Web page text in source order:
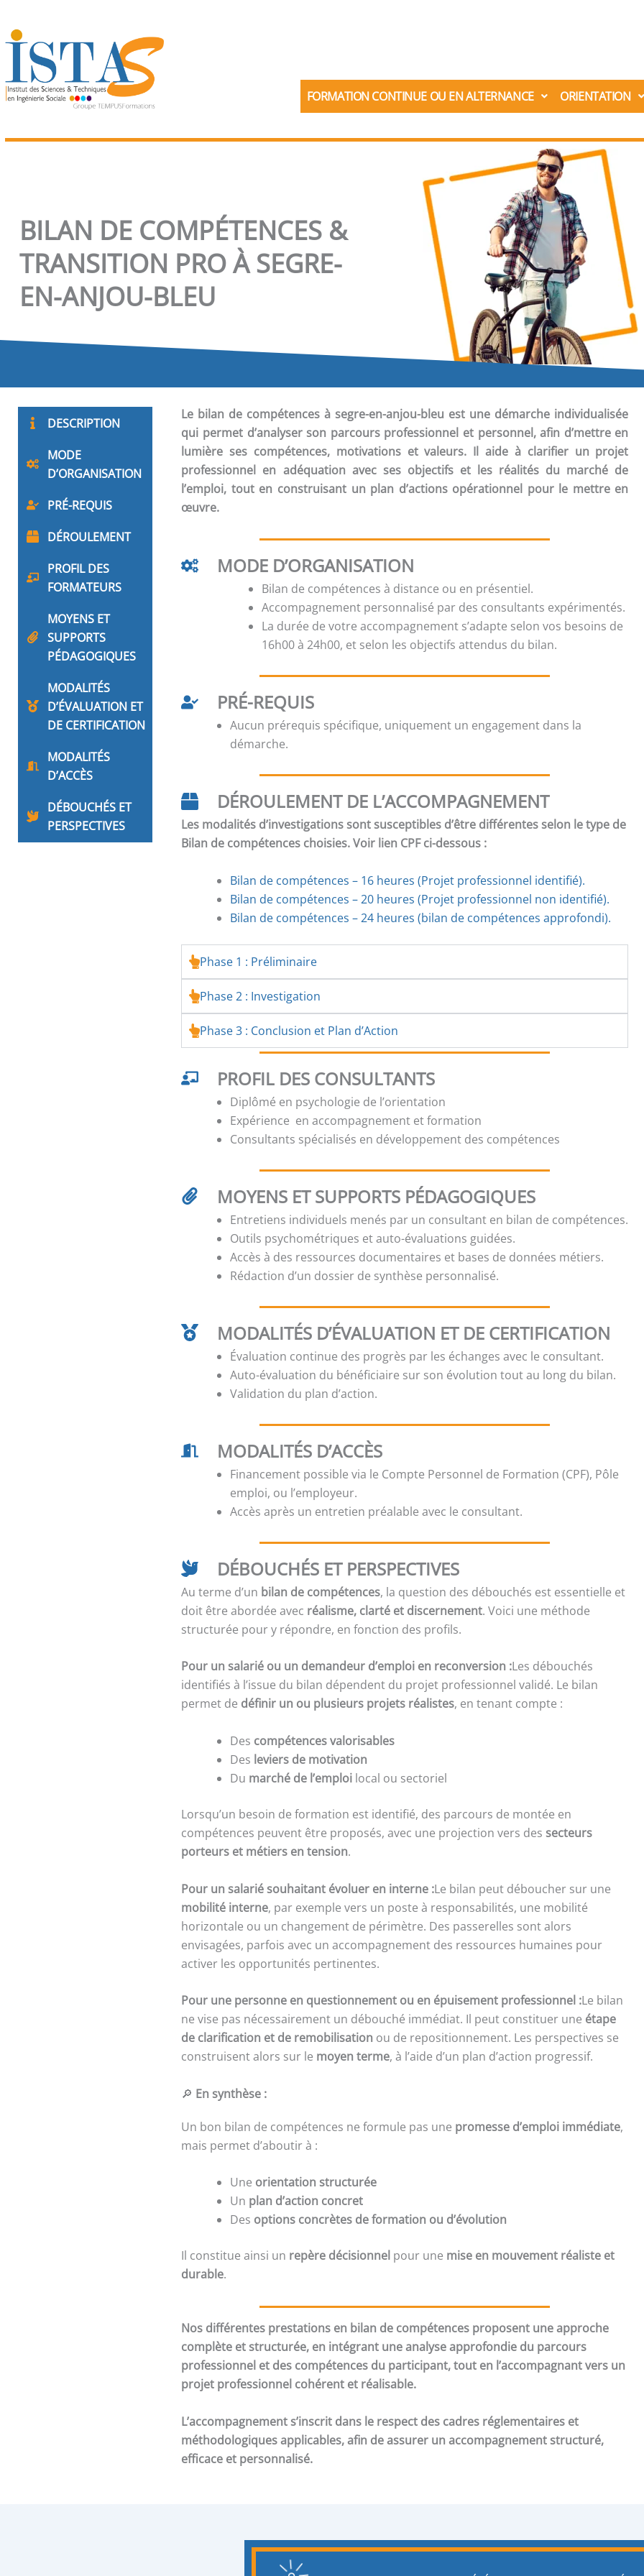
au
contenu
FORMATION CONTINUE OU EN ALTERNANCE ORIENTATION
BILAN DE COMPÉTENCES &
TRANSITION PRO À SEGRE-
EN-ANJOU-BLEU
DESCRIPTION
MODE
D’ORGANISATION
PRÉ-REQUIS
DÉROULEMENT
PROFIL DES
FORMATEURS
MOYENS ET
SUPPORTS
PÉDAGOGIQUES
MODALITÉS
D’ÉVALUATION ET
DE CERTIFICATION
MODALITÉS
D’ACCÈS
DÉBOUCHÉS ET
PERSPECTIVES
Le bilan de compétences à segre-en-anjou-bleu est une démarche individualisée
qui permet d’analyser son parcours professionnel et personnel, afin d’mettre en
lumière ses compétences, motivations et valeurs. Il aide à clarifier un projet
professionnel en adéquation avec ses objectifs et les réalités du marché de
l’emploi, tout en construisant un plan d’actions opérationnel pour le mettre en
œuvre.
MODE D’ORGANISATION
Bilan de compétences à distance ou en présentiel.
Accompagnement personnalisé par des consultants expérimentés.
La durée de votre accompagnement s’adapte selon vos besoins de
16h00 à 24h00, et selon les objectifs attendus du bilan.
PRÉ-REQUIS
Aucun prérequis spécifique, uniquement un engagement dans la
démarche.
DÉROULEMENT DE L’ACCOMPAGNEMENT
Les modalités d’investigations sont susceptibles d’être différentes selon le type de
Bilan de compétences choisies. Voir lien CPF ci-dessous :
Bilan de compétences – 16 heures (Projet professionnel identifié).
Bilan de compétences –20 heures (Projet professionnel non identifié).
Bilan de compétences – 24 heures (bilan de compétences approfondi).
Phase 1 : Préliminaire
Phase 2 : Investigation
Phase 3 : Conclusion et Plan d’Action
PROFIL DES CONSULTANTS
Diplômé en psychologie de l’orientation
Expérience en accompagnement et formation
Consultants spécialisés en développement des compétences
MOYENS ET SUPPORTS PÉDAGOGIQUES
Entretiens individuels menés par un consultant en bilan de compétences.
Outils psychométriques et auto-évaluations guidées.
Accès à des ressources documentaires et bases de données métiers.
Rédaction d’un dossier de synthèse personnalisé.
MODALITÉS D’ÉVALUATION ET DE CERTIFICATION
Évaluation continue des progrès par les échanges avec le consultant.
Auto-évaluation du bénéficiaire sur son évolution tout au long du bilan.
Validation du plan d’action.
MODALITÉS D’ACCÈS
Financement possible via le Compte Personnel de Formation (CPF), Pôle
emploi, ou l’employeur.
Accès après un entretien préalable avec le consultant.
DÉBOUCHÉS ET PERSPECTIVES
Au terme d’un bilan de compétences, la question des débouchés est essentielle et
doit être abordée avec réalisme, clarté et discernement. Voici une méthode
structurée pour y répondre, en fonction des profils.
Pour un salarié ou un demandeur d’emploi en reconversion :Les débouchés
identifiés à l’issue du bilan dépendent du projet professionnel validé. Le bilan
permet de définir un ou plusieurs projets réalistes, en tenant compte :
Des compétences valorisables
Des leviers de motivation
Du marché de l’emploi local ou sectoriel
Lorsqu’un besoin de formation est identifié, des parcours de montée en
compétences peuvent être proposés, avec une projection vers dessecteurs
porteurs et métiers en tension.
Pour un salarié souhaitant évoluer en interne :Le bilan peut déboucher sur une
mobilité interne, par exemple vers un poste à responsabilités, une mobilité
horizontale ou un changement de périmètre. Des passerelles sont alors
envisagées, parfois avec un accompagnement des ressources humaines pour
activer les opportunités pertinentes.
Pour une personne en questionnement ou en épuisement professionnel :Le bilan
ne vise pas nécessairement un débouché immédiat. Il peut constituer une étape
de clarification et de remobilisation ou de repositionnement. Les perspectives se
construisent alors sur le moyen terme, à l’aide d’un plan d’action progressif.
🔎 En synthèse :
Un bon bilan de compétences ne formule pas une promesse d’emploi immédiate,
mais permet d’aboutir à :
Une orientation structurée
Un plan d’action concret
Des options concrètes de formation ou d’évolution
Il constitue ainsi un repère décisionnel pour une mise en mouvement réaliste et
durable.
Nos différentes prestations en bilan de compétences proposent une approche
complète et structurée, en intégrant une analyse approfondie du parcours
professionnel et des compétences du participant, tout en l’accompagnant vers un
projet professionnel cohérent et réalisable.
L’accompagnement s’inscrit dans le respect des cadres réglementaires et
méthodologiques applicables, afin de assurer un accompagnement structuré,
efficace et personnalisé.